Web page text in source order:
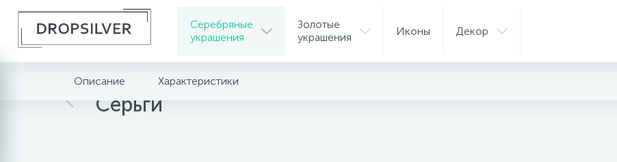
Серебряные
украшения
Золотые
украшения
Иконы Декор
Главная
Серьги
Описание Характеристики